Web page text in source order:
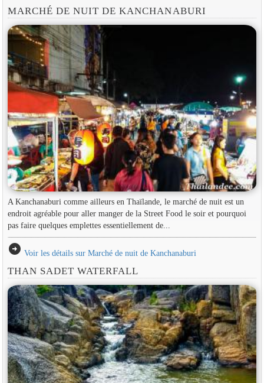
MARCHÉ DE NUIT DE KANCHANABURI
A Kanchanaburi comme ailleurs en Thaïlande, le marché de nuit est un
endroit agréable pour aller manger de la Street Food le soir et pourquoi
pas faire quelques emplettes essentiellement de...
arrow_circle_right Voir les détails sur Marché de nuit de Kanchanaburi
THAN SADET WATERFALL